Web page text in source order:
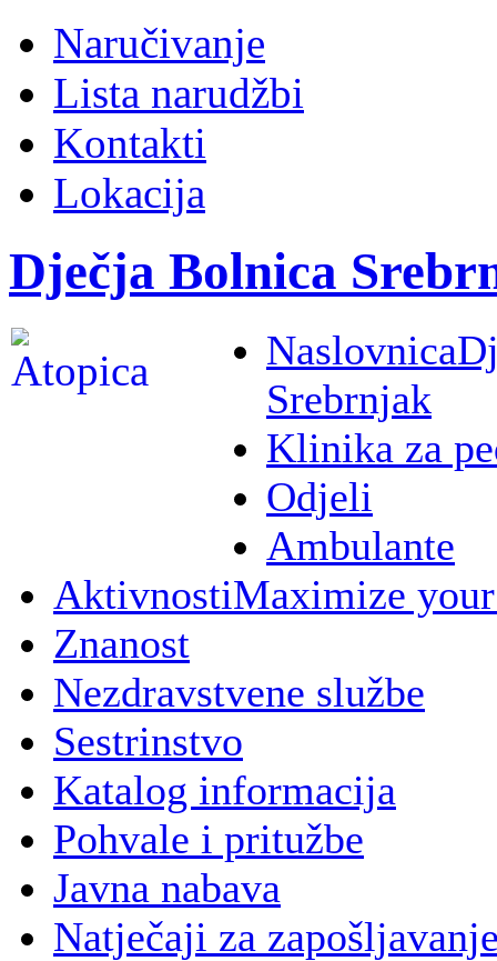
Naručivanje
Lista narudžbi
Kontakti
Lokacija
Dječja Bolnica
Naslovnica
Srebrnjak
Klinika za
Odjeli
Ambulante
AktivnostiMaximize
Znanost
Nezdravstvene službe
Sestrinstvo
Katalog informacija
Pohvale i pritužbe
Javna nabava
Natječaji za